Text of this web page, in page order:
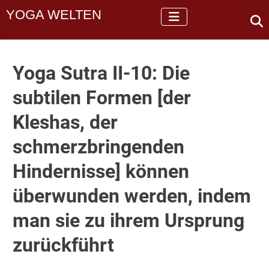
YOGA WELTEN
Yoga Sutra II-10: Die
subtilen Formen [der
Kleshas, der
schmerzbringenden
Hindernisse] können
überwunden werden, indem
man sie zu ihrem Ursprung
zurückführt